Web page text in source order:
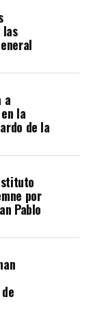
a
la
de la
por
Pablo